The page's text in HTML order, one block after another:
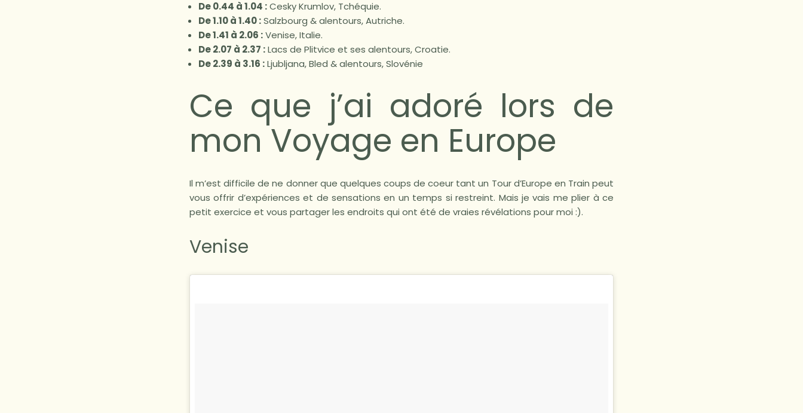
De 0.44 à 1.04 :Cesky Krumlov, Tchéquie.
De 1.10 à 1.40 :Salzbourg & alentours, Autriche.
De 1.41 à 2.06 :Venise, Italie.
De 2.07 à 2.37 :Lacs de Plitvice et ses alentours, Croatie.
De 2.39 à 3.16 :Ljubljana, Bled & alentours, Slovénie
Ce que j’ai adoré lors de
mon Voyage en Europe
Il m’est difficile de ne donner que quelques coups de coeur tant un Tour d’Europe en Train peut
vous offrir d’expériences et de sensations en un temps si restreint. Mais je vais me plier à ce
petit exercice et vous partager les endroits qui ont été de vraies révélations pour moi :).
Venise